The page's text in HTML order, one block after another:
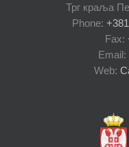
Трг краља
Phone:
Fax:
Email:
Web: